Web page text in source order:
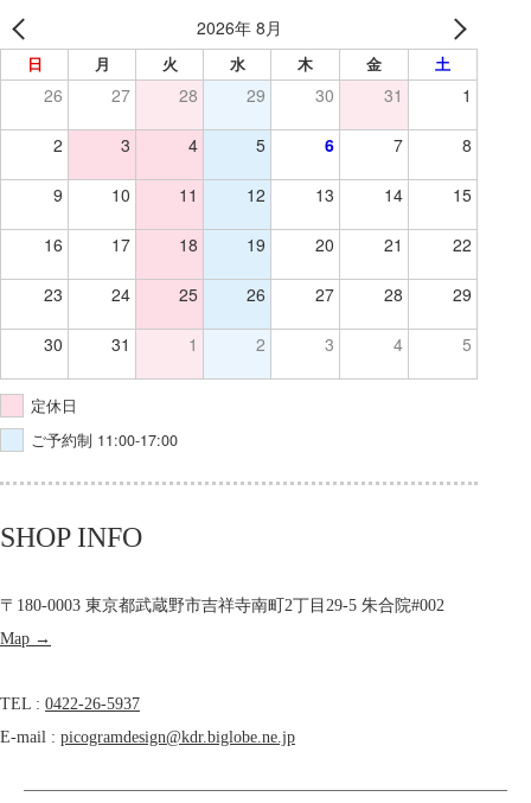
2026年 8月
日 月 火 水 木 金 土
26 27 28 29 30 31 1
2 3 4 5 6 7 8
9 10 11 12 13 14 15
16 17 18 19 20 21 22
23 24 25 26 27 28 29
30 31 1 2 3 4 5
定休日
ご予約制 11:00-17:00
SHOP INFO
〒180-0003 東京都武蔵野市吉祥寺南町2丁目29-5 朱合院#002
Map →
TEL : 0422-26-5937
E-mail : picogramdesign@kdr.biglobe.ne.jp